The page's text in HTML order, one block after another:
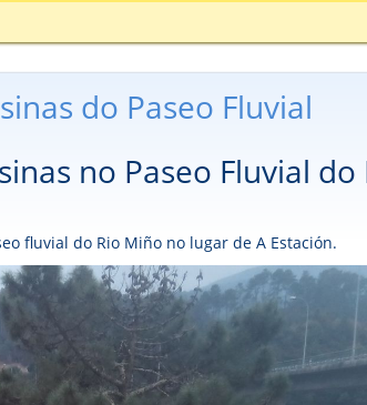
do Paseo Fluvial
no Paseo Fluvial do
fluvial do Rio Miño no lugar de A Estación.